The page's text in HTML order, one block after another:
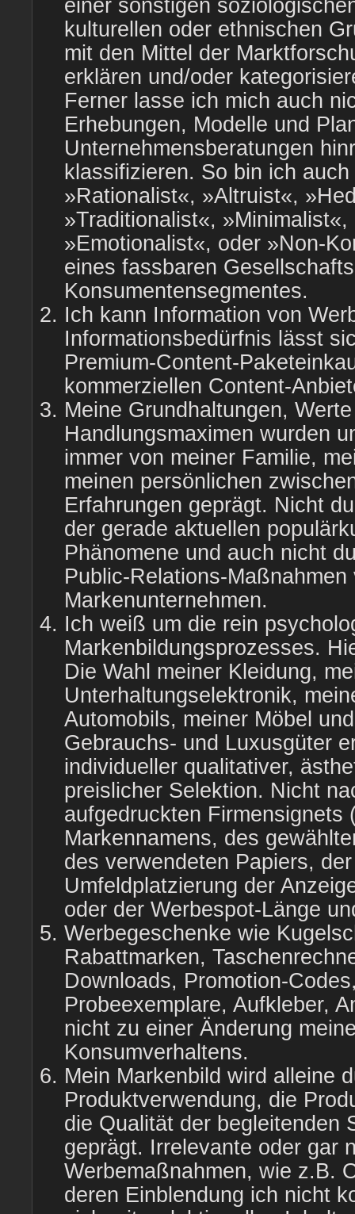
einer sonstigen
kulturellen oder ethnischen
mit den Mittel der
erklären und/oder
Ferner lasse ich mich auch
Erhebungen, Modelle und
Unternehmensberatungen
klassifizieren. So bin ich
»Rationalist«, »Altruist«,
»Traditionalist«,
»Emotionalist«, oder »Non-
eines fassbaren
Konsumentensegmentes.
Ich kann Information von
Informationsbedürfnis lässt
Premium-Content-
kommerziellen Content-
Meine Grundhaltungen,
Handlungsmaximen wurden
immer von meiner Familie,
meinen persönlichen
Erfahrungen geprägt. Nicht
der gerade aktuellen
Phänomene und auch nicht
Public-Relations-Maßnahmen
Markenunternehmen.
Ich weiß um die rein
Markenbildungsprozesses.
Die Wahl meiner Kleidung,
Unterhaltungselektronik,
Automobils, meiner Möbel
Gebrauchs- und Luxusgüter
individueller qualitativer,
preislicher Selektion. Nicht
aufgedruckten Firmensignets
Markennamens, des
des verwendeten Papiers,
Umfeldplatzierung der
oder der Werbespot-Länge
Werbegeschenke wie
Rabattmarken,
Downloads, Promotion-
Probeexemplare, Aufkleber,
nicht zu einer Änderung
Konsumverhaltens.
Mein Markenbild wird alleine
Produktverwendung, die
die Qualität der begleitenden
geprägt. Irrelevante oder gar
Werbemaßnahmen, wie z.B.
deren Einblendung ich nicht